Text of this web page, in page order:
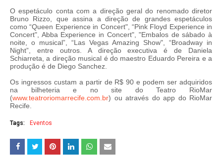
O espetáculo conta com a direção geral do renomado diretor
Bruno Rizzo, que assina a direção de grandes espetáculos
como “Queen Experience in Concert", “Pink Floyd Experience in
Concert", Abba Experience in Concert", "Embalos de sábado à
noite, o musical”, “Las Vegas Amazing Show", “Broadway in
Night”, entre outros. A direção executiva é de Daniela
Schiarreta, a direção musical é do maestro Eduardo Pereira e a
produção é de Diego Sanchez.
Os ingressos custam a partir de R$ 90 e podem ser adquiridos
na bilheteria e no site do Teatro RioMar
(www.teatroriomarrecife.com.br) ou através do app do RioMar
Recife.
Tags: Eventos